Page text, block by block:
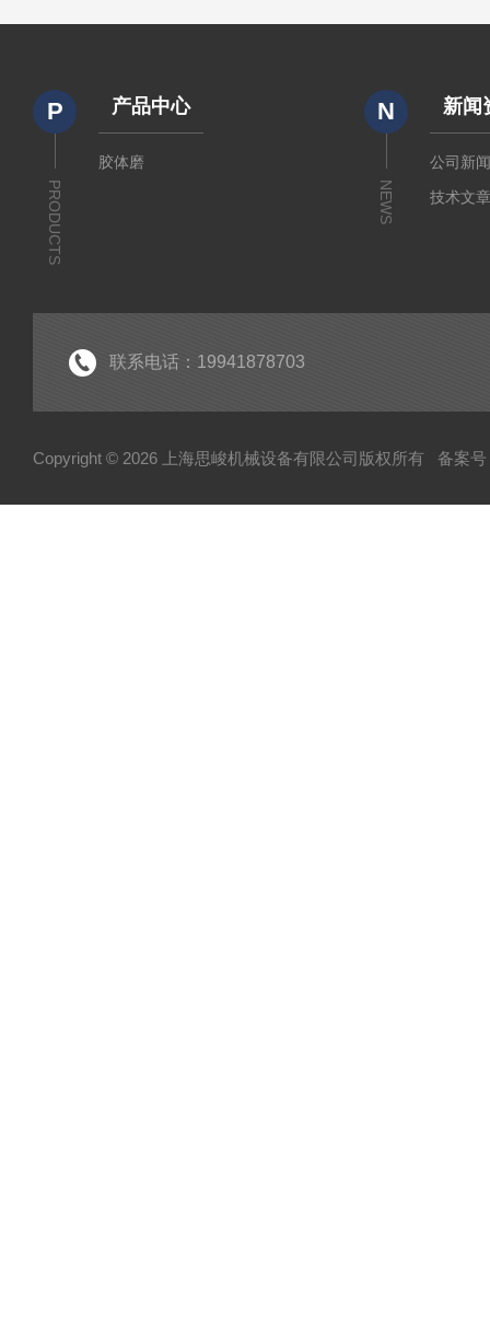
P
PRODUCTS
产品中心
胶体磨
N
NEWS
新闻
公司新
技术文
联系电话：19941878703
Copyright © 2026 上海思峻机械设备有限公司版权所有 备案号